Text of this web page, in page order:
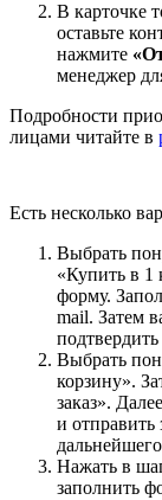
В карточке
оставьте
нажмите
менеджер
Подробности
лицами читайте в
Есть несколько
Выбрать
«Купить в 1
форму.
mail. Затем
Выбрать
корзину».
заказ».
и отправить
Нажать в
заполнить